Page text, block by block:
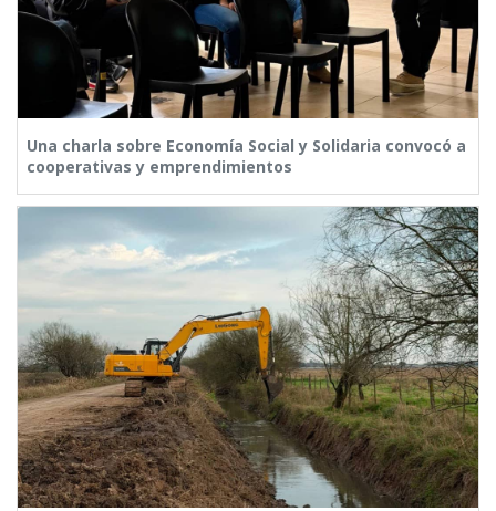
Una charla sobre Economía Social y Solidaria convocó a
cooperativas y emprendimientos